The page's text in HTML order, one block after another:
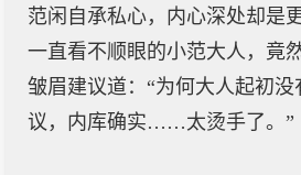
范闲自承私心，内心深处却是
一直看不顺眼的小范大人，
皱眉建议道：“为何大人起初
议，内库确实……太烫手了。”